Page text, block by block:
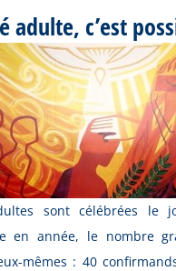
adulte, c’est
sont célébrées le
en année, le nombre
mêmes : 40